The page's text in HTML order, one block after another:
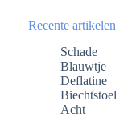
Recente artikelen
Schade
Blauwtje
Deflatine
Biechtstoel
Acht